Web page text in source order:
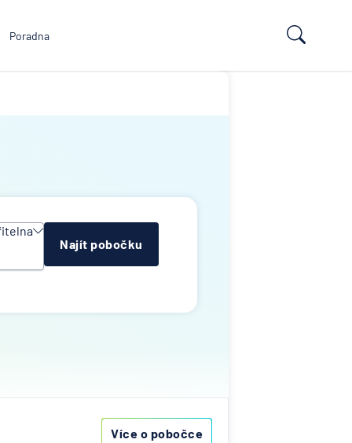
Poradna
Najít pobočku
Více o pobočce